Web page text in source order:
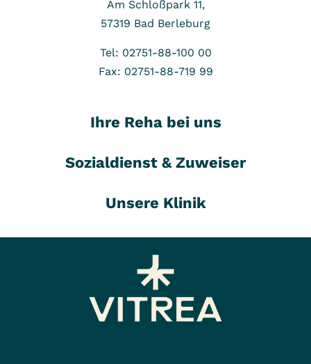
sowie die Therapie von
neurologischer
durch den Kostenträger möglich.
Besondere Pflegeangebote
Dialysemöglichkeit in 25 km
Besondere Serviceangebote
Die Unterbringung einschließlich
Garten mit Liegewiese
in den anderen Klinikgebäuden
Am Schloßpark 11,
57319 Bad Berleburg
Tel: 02751-88-100 00
Fax: 02751-88-719 99
Ihre Reha bei uns
Sozialdienst & Zuweiser
Unsere Klinik